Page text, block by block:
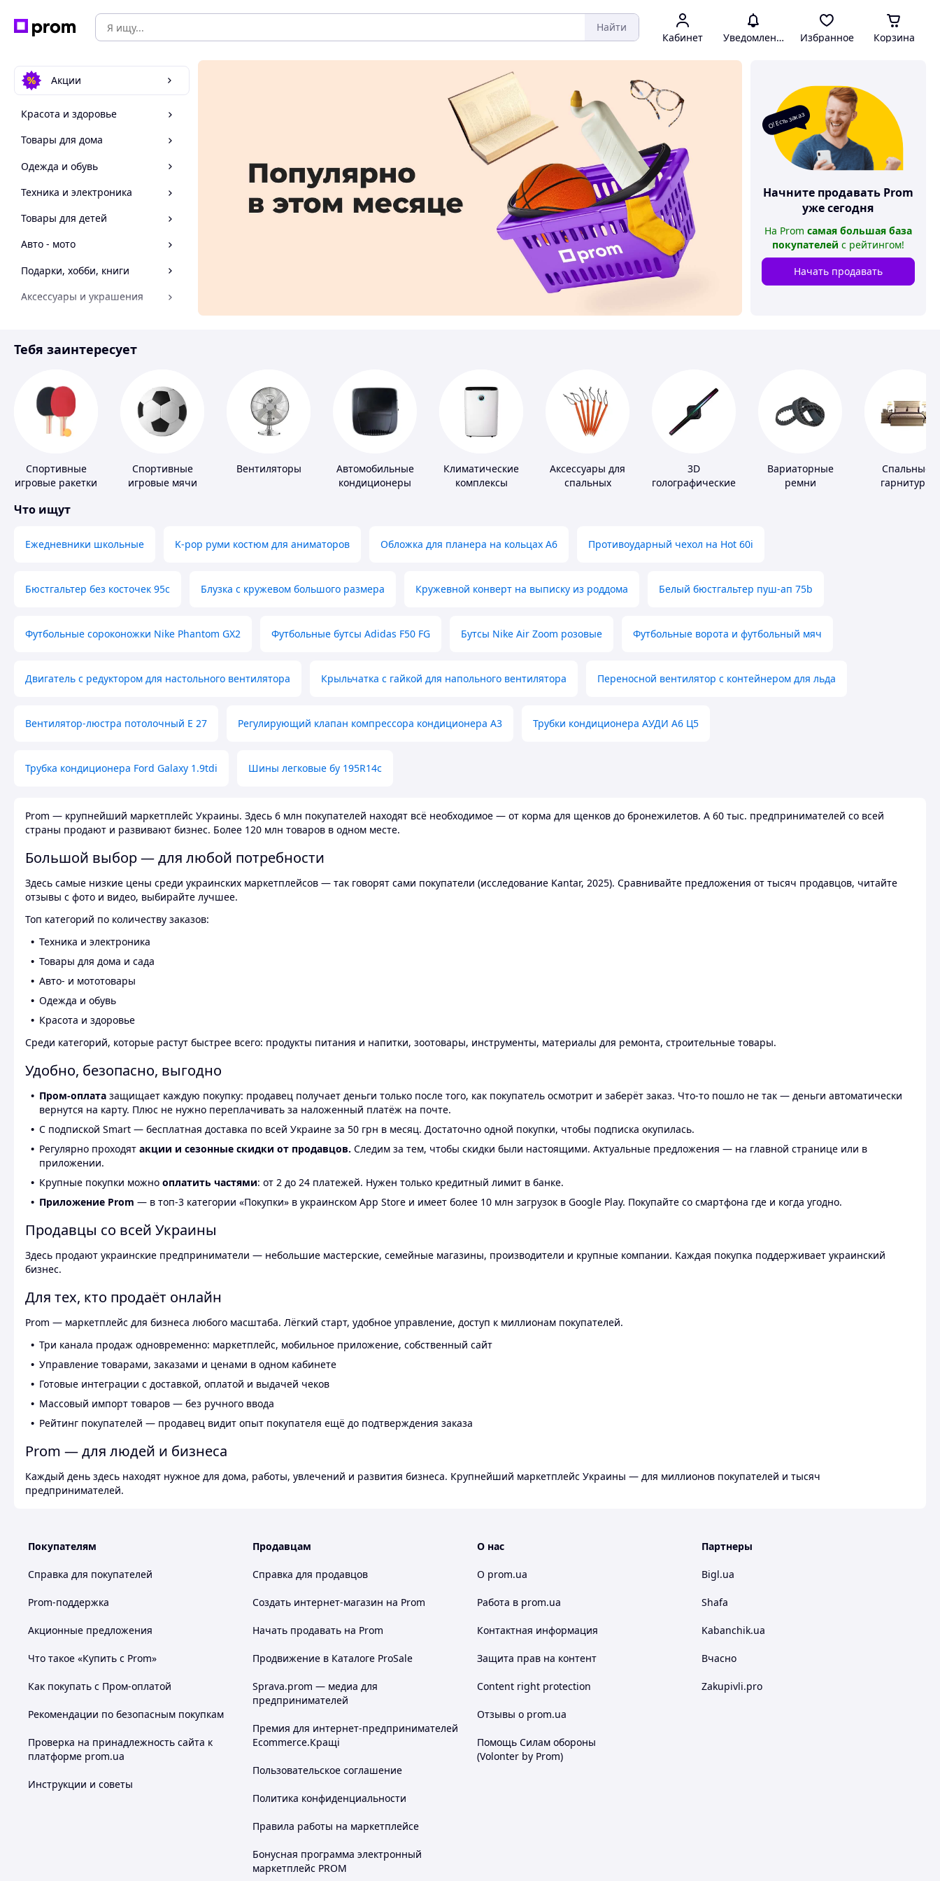
Найти
Кабинет Уведомления Избранное Корзина
Акции
Красота и здоровье
Товары для дома
Одежда и обувь
Техника и электроника
Товары для детей
Авто - мото
Подарки, хобби, книги
Аксессуары и украшения
Спорт и отдых
О! Есть заказ
Начните продавать Prom
уже сегодня
На Prom самая большая база
покупателей с рейтингом!
Начать продавать
Тебя заинтересует
Спортивные
игровые ракетки
Спортивные
игровые мячи
Вентиляторы
Автомобильные
кондиционеры
Климатические
комплексы
Аксессуары для
спальных
3D
голографические
Вариаторные
ремни
Спальные
гарнитуры
Что ищут
Ежедневники школьные K-pop руми костюм для аниматоров Обложка для планера на кольцах А6 Противоударный чехол на Hot 60i
Бюстгальтер без косточек 95с Блузка с кружевом большого размера Кружевной конверт на выписку из роддома Белый бюстгальтер пуш-ап 75b
Футбольные сороконожки Nike Phantom GX2 Футбольные бутсы Adidas F50 FG Бутсы Nike Air Zoom розовые Футбольные ворота и футбольный мяч
Двигатель с редуктором для настольного вентилятора Крыльчатка с гайкой для напольного вентилятора Переносной вентилятор с контейнером для льда
Вентилятор-люстра потолочный E 27 Регулирующий клапан компрессора кондиционера А3 Трубки кондиционера АУДИ А6 Ц5
Трубка кондиционера Ford Galaxy 1.9tdi Шины легковые бу 195R14c
Prom — крупнейший маркетплейс Украины. Здесь 6 млн покупателей находят всё необходимое — от корма для щенков до бронежилетов. А 60 тыс. предпринимателей со всей
страны продают и развивают бизнес. Более 120 млн товаров в одном месте.
Большой выбор — для любой потребности
Здесь самые низкие цены среди украинских маркетплейсов — так говорят сами покупатели (исследование Kantar, 2025). Сравнивайте предложения от тысяч продавцов, читайте
отзывы с фото и видео, выбирайте лучшее.
Топ категорий по количеству заказов:
Техника и электроника
Товары для дома и сада
Авто- и мототовары
Одежда и обувь
Красота и здоровье
Среди категорий, которые растут быстрее всего: продукты питания и напитки, зоотовары, инструменты, материалы для ремонта, строительные товары.
Удобно, безопасно, выгодно
Пром-оплата защищает каждую покупку: продавец получает деньги только после того, как покупатель осмотрит и заберёт заказ. Что-то пошло не так — деньги автоматически
вернутся на карту. Плюс не нужно переплачивать за наложенный платёж на почте.
С подпиской Smart — бесплатная доставка по всей Украине за 50 грн в месяц. Достаточно одной покупки, чтобы подписка окупилась.
Регулярно проходят акции и сезонные скидки от продавцов. Следим за тем, чтобы скидки были настоящими. Актуальные предложения — на главной странице или в
приложении.
Крупные покупки можно оплатить частями: от 2 до 24 платежей. Нужен только кредитный лимит в банке.
Приложение Prom — в топ-3 категории «Покупки» в украинском App Store и имеет более 10 млн загрузок в Google Play. Покупайте со смартфона где и когда угодно.
Продавцы со всей Украины
Здесь продают украинские предприниматели — небольшие мастерские, семейные магазины, производители и крупные компании. Каждая покупка поддерживает украинский
бизнес.
Для тех, кто продаёт онлайн
Prom — маркетплейс для бизнеса любого масштаба. Лёгкий старт, удобное управление, доступ к миллионам покупателей.
Три канала продаж одновременно: маркетплейс, мобильное приложение, собственный сайт
Управление товарами, заказами и ценами в одном кабинете
Готовые интеграции с доставкой, оплатой и выдачей чеков
Массовый импорт товаров — без ручного ввода
Рейтинг покупателей — продавец видит опыт покупателя ещё до подтверждения заказа
Prom — для людей и бизнеса
Каждый день здесь находят нужное для дома, работы, увлечений и развития бизнеса. Крупнейший маркетплейс Украины — для миллионов покупателей и тысяч
предпринимателей.
Покупателям
Справка для покупателей
Prom-поддержка
Акционные предложения
Что такое «Купить с Prom»
Как покупать с Пром-оплатой
Рекомендации по безопасным покупкам
Проверка на принадлежность сайта к
платформе prom.ua
Инструкции и советы
Продавцам
Справка для продавцов
Создать интернет-магазин на Prom
Начать продавать на Prom
Продвижение в Каталоге ProSale
Sprava.prom — медиа для
предпринимателей
Премия для интернет-предпринимателей
Ecommerce.Кращі
Пользовательское соглашение
Политика конфиденциальности
Правила работы на маркетплейсе
Бонусная программа электронный
маркетплейс PROM
О нас
О prom.ua
Работа в prom.ua
Контактная информация
Защита прав на контент
Content right protection
Отзывы о prom.ua
Помощь Силам обороны
(Volonter by Prom)
Партнеры
Bigl.ua
Shafa
Kabanchik.ua
Вчасно
Zakupivli.pro